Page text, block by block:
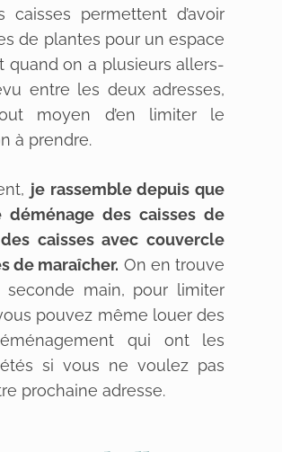
caisses permettent d’avoir
de plantes pour un espace
quand on a plusieurs allers-
entre les deux adresses,
moyen d’en limiter le
à prendre.
je rassemble depuis que
des caisses de
caisses avec couvercle
de maraîcher. On en trouve
main, pour limiter
pouvez même louer des
qui ont les
si vous ne voulez pas
prochaine adresse.